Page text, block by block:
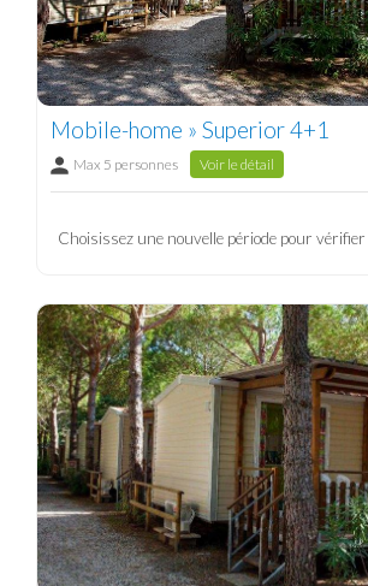
Mobile-home » Superior 4+1
Max 5 personnes Voir le détail
Choisissez une nouvelle période pour